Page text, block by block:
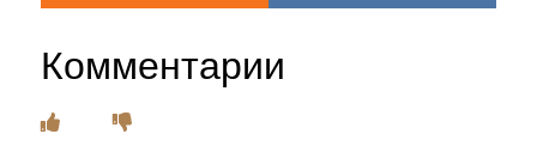
Комментарии